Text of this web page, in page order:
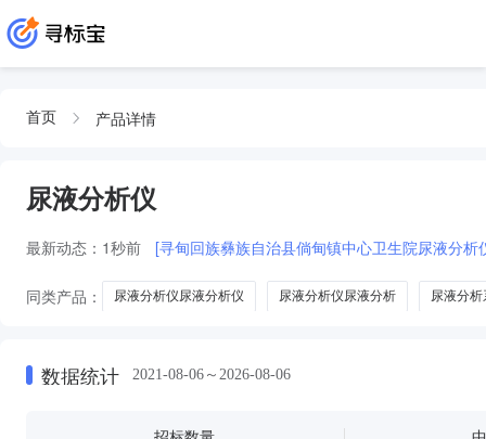
首页 产品详情
尿液分析仪
最新动态： 1秒前 [寻甸回族彝族自治县倘甸镇中心卫生院尿液分
同类产品： 尿液分析仪尿液分析仪 尿液分析仪尿液分析 尿液分
数据统计 2021-08-06～2026-08-06